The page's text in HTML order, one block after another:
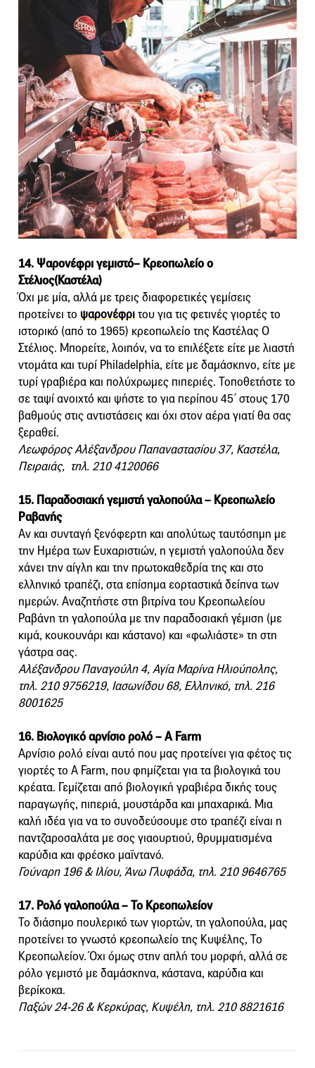
14. Ψαρονέφρι γεμιστό– Κρεοπωλείο ο
Στέλιος(Καστέλα)
Όχι με μία, αλλά με τρεις διαφορετικές γεμίσεις
προτείνει το ψαρονέφριτου για τις φετινές γιορτές το
ιστορικό (από το 1965) κρεοπωλείο της Καστέλας Ο
Στέλιος. Μπορείτε, λοιπόν, να το επιλέξετε είτε με λιαστή
ντομάτα και τυρί Philadelphia, είτε με δαμάσκηνο, είτε με
τυρί γραβιέρα και πολύχρωμες πιπεριές. Τοποθετήστε το
σε ταψί ανοιχτό και ψήστε το για περίπου 45΄ στους 170
βαθμούς στις αντιστάσεις και όχι στον αέρα γιατί θα σας
ξεραθεί.
Λεωφόρος Αλέξανδρου Παπαναστασίου 37, Καστέλα,
Πειραιάς, τηλ. 210 4120066
15. Παραδοσιακή γεμιστή γαλοπούλα – Κρεοπωλείο
Ραβανής
Αν και συνταγή ξενόφερτη και απολύτως ταυτόσημη με
την Ημέρα των Ευχαριστιών, η γεμιστή γαλοπούλα δεν
χάνει την αίγλη και την πρωτοκαθεδρία της και στο
ελληνικό τραπέζι, στα επίσημα εορταστικά δείπνα των
ημερών. Αναζητήστε στη βιτρίνα του Κρεοπωλείου
Ραβάνη τη γαλοπούλα με την παραδοσιακή γέμιση (με
κιμά, κουκουνάρι και κάστανο) και «φωλιάστε» τη στη
γάστρα σας.
Αλέξανδρου Παναγούλη 4, Αγία Μαρίνα Ηλιούπολης,
τηλ. 210 9756219, Ιασωνίδου 68, Ελληνικό, τηλ. 216
8001625
16. Βιολογικό αρνίσιο ρολό – A Farm
Αρνίσιο ρολό είναι αυτό που μας προτείνει για φέτος τις
γιορτές το A Farm, που φημίζεται για τα βιολογικά του
κρέατα. Γεμίζεται από βιολογική γραβιέρα δικής τους
παραγωγής, πιπεριά, μουστάρδα και μπαχαρικά. Μια
καλή ιδέα για να το συνοδεύσουμε στο τραπέζι είναι η
παντζαροσαλάτα με σος γιαουρτιού, θρυμματισμένα
καρύδια και φρέσκο μαϊντανό.
Γούναρη 196 & Ιλίου, Άνω Γλυφάδα, τηλ. 210 9646765
17. Ρολό γαλοπούλα – Το Κρεοπωλείον
Το διάσημο πουλερικό των γιορτών, τη γαλοπούλα, μας
προτείνει το γνωστό κρεοπωλείο της Κυψέλης, Το
Κρεοπωλείον. Όχι όμως στην απλή του μορφή, αλλά σε
ρόλο γεμιστό με δαμάσκηνα, κάστανα, καρύδια και
βερίκοκα.
Παξών 24-26 & Κερκύρας, Κυψέλη, τηλ. 210 8821616